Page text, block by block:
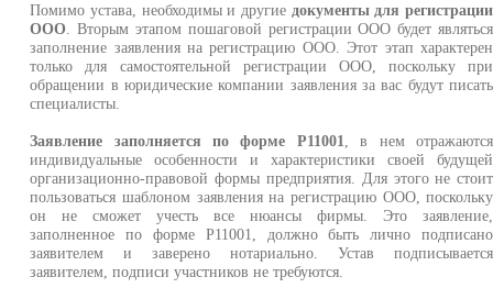
Помимо устава, необходимы и другие документы для регистрации
ООО . Вторым этапом пошаговой регистрации ООО будет являться
заполнение заявления на регистрацию ООО. Этот этап характерен
только для самостоятельной регистрации ООО, поскольку при
обращении в юридические компании заявления за вас будут писать
специалисты.
Заявление заполняется по форме Р11001
, в нем отражаются
индивидуальные особенности и характеристики своей будущей
организационно-правовой формы предприятия. Для этого не стоит
пользоваться шаблоном заявления на регистрацию ООО, поскольку
он не сможет учесть все нюансы фирмы. Это заявление,
заполненное по форме Р11001, должно быть лично подписано
заявителем и заверено нотариально. Устав подписывается
заявителем, подписи участников не требуются.